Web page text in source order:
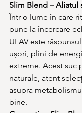
Slim Blend – Aliatul
Într-o lume în care
pune la încercare
ULAV este
ușori, plini de
extreme. Acest suc
naturale, atent
asupra
bine.